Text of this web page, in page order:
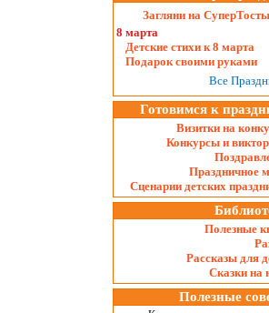
Загляни на
8 марта
Детские стихи к 8 марта
Подарок своими руками
Все
Готовимся к
Визитки на
Конкурсы и
Праздничное
Сценарии детских
Полезные
Рассказы для
Сказки на
Полезные